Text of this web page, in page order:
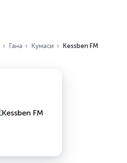
Гана Кумаси Kessben FM